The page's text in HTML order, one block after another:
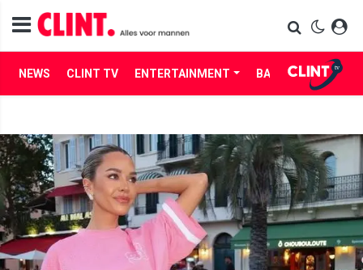
NEWS CLINT TV ENTERTAINMENT BABES LIFE